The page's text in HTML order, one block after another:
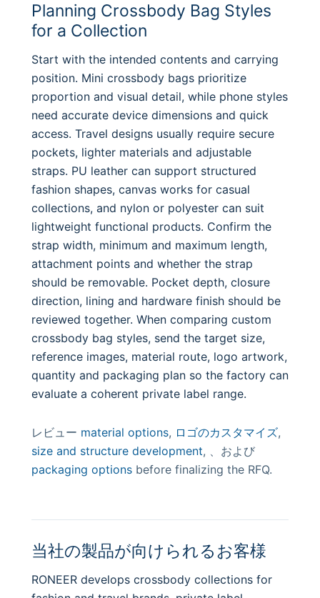
Planning Crossbody Bag Styles
for a Collection
Start with the intended contents and carrying
position. Mini crossbody bags prioritize
proportion and visual detail, while phone styles
need accurate device dimensions and quick
access. Travel designs usually require secure
pockets, lighter materials and adjustable
straps. PU leather can support structured
fashion shapes, canvas works for casual
collections, and nylon or polyester can suit
lightweight functional products. Confirm the
strap width, minimum and maximum length,
attachment points and whether the strap
should be removable. Pocket depth, closure
direction, lining and hardware finish should be
reviewed together. When comparing custom
crossbody bag styles, send the target size,
reference images, material route, logo artwork,
quantity and packaging plan so the factory can
evaluate a coherent private label range.
レビュー material options, ロゴのカスタマイズ,
size and structure development, 、および
packaging options before finalizing the RFQ.
当社の製品が向けられるお客様
RONEER develops crossbody collections for